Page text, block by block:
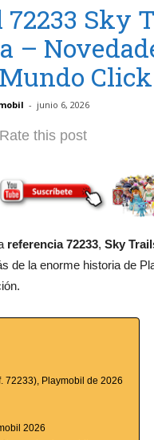
Sky
–
Click
- junio 6, 2026
Rate this post
referencia 72233, Sky
de la enorme historia de
72233), Playmobil de 2026
2026